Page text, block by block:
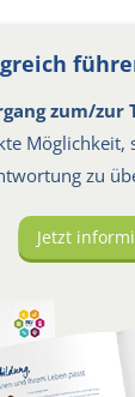
zum/zur
Möglichkeit,
zu
Jetzt